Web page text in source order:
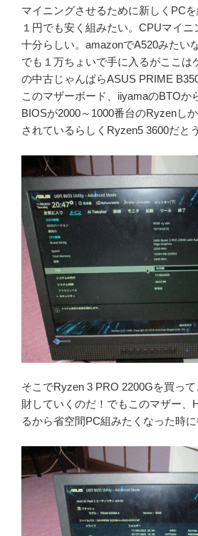
び。
回
の
マ
イ
ン
グ
騒
ぎ
は
CPU
マ
イ
ン
の
で
味
違
う！
ryzen
zephyr
マイニングさせるために新しくPC
１円でも安く組みたい。CPUマイ
十分らしい。amazonでA520みたい
でも１万ちょいで手に入るがここは
の中古じゃんぱらASUS PRIME
このマザーボード、iiyamaのBTOか
BIOSが2000～1000番台のRyzenし
されているらしくRyzen5 3600だと
そこでRyzen 3 PRO 2200Gを買っ
財していくのだ！でもこのマザー、
るから省空間PC組みたくなった時